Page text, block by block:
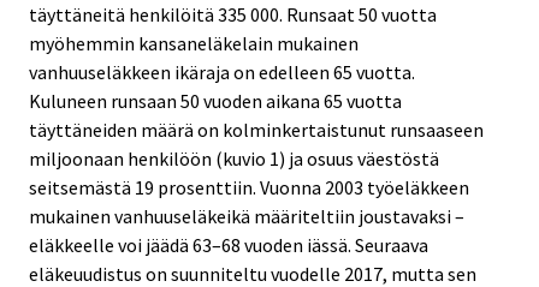
täyttäneitä henkilöitä 335 000. Runsaat 50 vuotta
myöhemmin kansaneläkelain mukainen
vanhuuseläkkeen ikäraja on edelleen 65 vuotta.
Kuluneen runsaan 50 vuoden aikana 65 vuotta
täyttäneiden määrä on kolminkertaistunut runsaaseen
miljoonaan henkilöön (kuvio 1) ja osuus väestöstä
seitsemästä 19 prosenttiin. Vuonna 2003 työeläkkeen
mukainen vanhuuseläkeikä määriteltiin joustavaksi –
eläkkeelle voi jäädä 63–68 vuoden iässä. Seuraava
eläkeuudistus on suunniteltu vuodelle 2017, mutta sen